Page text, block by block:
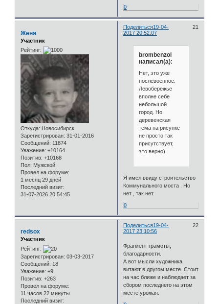
0
Поделиться 21
19-04-
2017 20:52:07
Женя
Участник
Рейтинг:
Откуда: Новосибирск
Зарегистрирован: 31-01-2016
Сообщений: 11874
Уважение: +10164
Позитив: +10168
Пол: Мужской
Провел на форуме:
1 месяц 29 дней
Последний визит:
31-07-2026 20:54:45
brombenzol
написал(а):
Нет, это уже
послевоенное.
Левобережье
вполне себе
небольшой
город. Но
деревенская
тема на рисунке
не просто так
присутствует,
это верно)
Я имел ввиду строительство
Коммунального моста . Но
нет , так нет.
0
Поделиться 22
19-04-
2017 23:10:56
redsox
Участник
Рейтинг:
Зарегистрирован: 03-03-2017
Сообщений: 18
Уважение: +9
Позитив: +263
Провел на форуме:
11 часов 22 минуты
Последний визит:
Фрагмент грамоты,
благодарности.
А вот мысли художника
витают в другом месте. Стоит
на час ближе и наблюдает за
сбором последнего на этом
месте урожая.